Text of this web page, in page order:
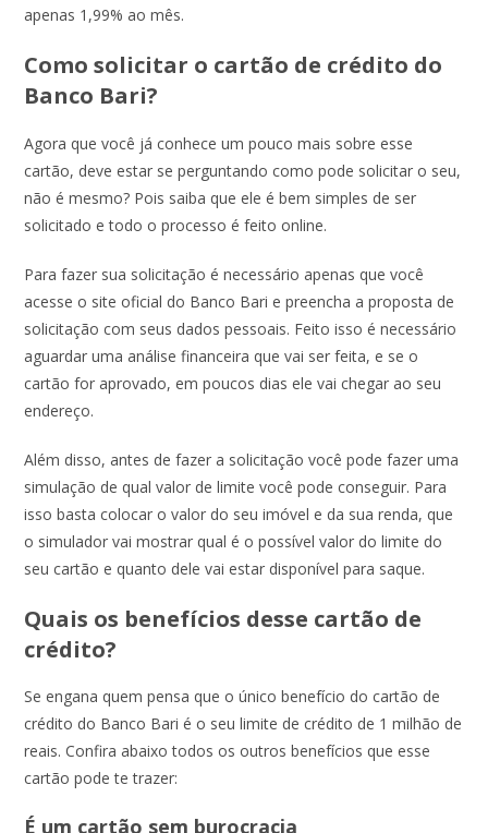
apenas 1,99% ao mês.
Como solicitar o cartão de crédito do
Banco Bari?
Agora que você já conhece um pouco mais sobre esse
cartão, deve estar se perguntando como pode solicitar o seu,
não é mesmo? Pois saiba que ele é bem simples de ser
solicitado e todo o processo é feito online.
Para fazer sua solicitação é necessário apenas que você
acesse o site oficial do Banco Bari e preencha a proposta de
solicitação com seus dados pessoais. Feito isso é necessário
aguardar uma análise financeira que vai ser feita, e se o
cartão for aprovado, em poucos dias ele vai chegar ao seu
endereço.
Além disso, antes de fazer a solicitação você pode fazer uma
simulação de qual valor de limite você pode conseguir. Para
isso basta colocar o valor do seu imóvel e da sua renda, que
o simulador vai mostrar qual é o possível valor do limite do
seu cartão e quanto dele vai estar disponível para saque.
Quais os benefícios desse cartão de
crédito?
Se engana quem pensa que o único benefício do cartão de
crédito do Banco Bari é o seu limite de crédito de 1 milhão de
reais. Confira abaixo todos os outros benefícios que esse
cartão pode te trazer:
É um cartão sem burocracia